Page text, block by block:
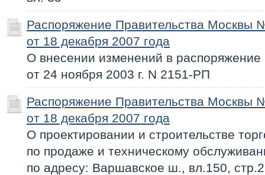
Распоряжение Правительства Москвы
от 18 декабря 2007 года
О внесении изменений в
от 24 ноября 2003 г. N 2151-РП
Распоряжение Правительства Москвы
от 18 декабря 2007 года
О проектировании и строительстве
по продаже и техническому
по адресу: Варшавское ш., вл.150,